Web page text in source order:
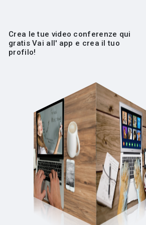
Crea le tue video conferenze qui
gratis Vai all' app e crea il tuo
profilo!